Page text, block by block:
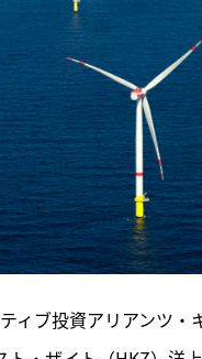
ィブ投資アリアンツ